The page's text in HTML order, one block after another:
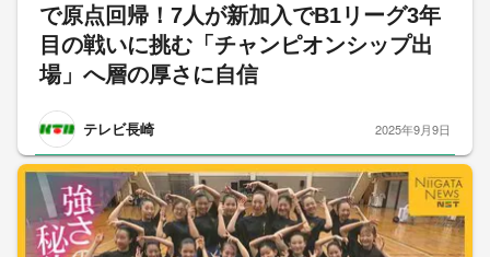
で原点回帰！7人が新加入でB1リーグ3年
目の戦いに挑む「チャンピオンシップ出
場」へ層の厚さに自信
テレビ長崎 2025年9月9日